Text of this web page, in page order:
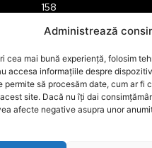
Administrează
cea mai bună experiență, folosim
accesa informațiile despre
permite să procesăm date, cum ar fi
site. Dacă nu îți dai
afecte negative asupra unor
158
157
149